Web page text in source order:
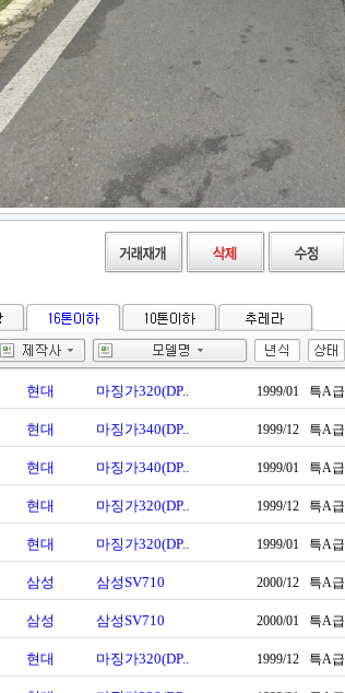
현대 마징가320(DP.. 1999/01 특A급
현대 마징가340(DP.. 1999/12 특A급
현대 마징가340(DP.. 1999/01 특A급
현대 마징가320(DP.. 1999/12 특A급
현대 마징가320(DP.. 1999/01 특A급
삼성 삼성SV710 2000/12 특A급
삼성 삼성SV710 2000/01 특A급
현대 마징가320(DP.. 1999/12 특A급